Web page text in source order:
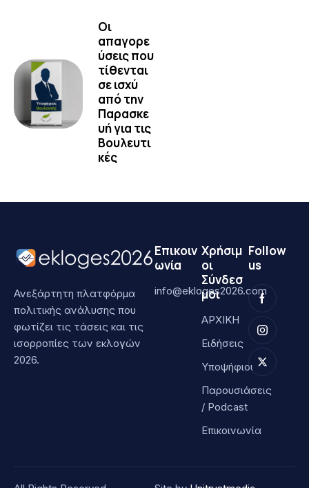
Οι
απαγορε
ύσεις που
τίθενται
σε ισχύ
από την
Παρασκε
υή για τις
Βουλευτι
κές
Ανεξάρτητη πλατφόρμα
πολιτικής ανάλυσης που
φωτίζει τις τάσεις και τις
ισορροπίες των εκλογών
2026.
Επικοιν
ωνία
info@ekloges2026.com
Χρήσιμ
οι
Σύνδεσ
μοι
ΑΡΧΙΚΗ
Ειδήσεις
Υποψήφιοι
Παρουσιάσεις
/ Podcast
Επικοινωνία
Follow
us